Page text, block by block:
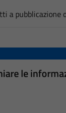
a pubblicazione
le